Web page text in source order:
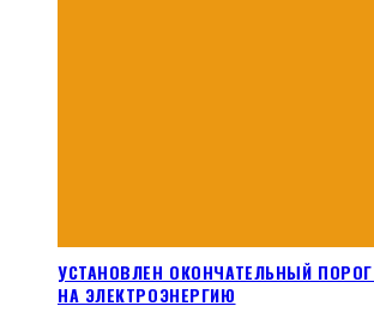
УСТАНОВЛЕН ОКОНЧАТЕЛЬНЫЙ
НА ЭЛЕКТРОЭНЕРГИЮ